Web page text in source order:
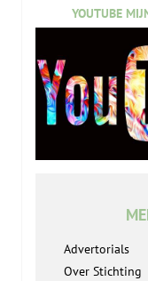
YOUTUBE
Advertorials
Over Stichting